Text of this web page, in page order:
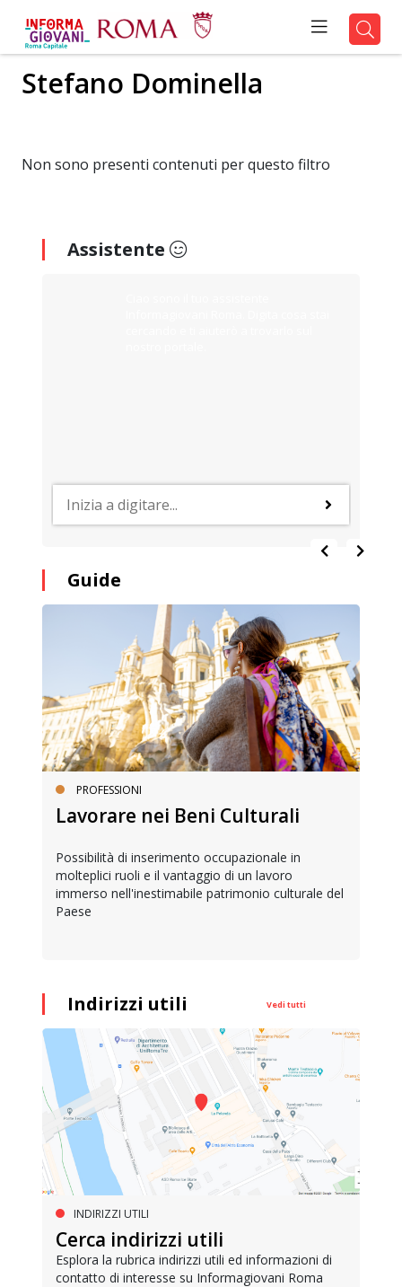
Stefano Dominella
Non sono presenti contenuti per questo filtro
Assistente
Guide
PROFESSIONI
Lavorare nei Beni Culturali
Possibilità di inserimento occupazionale in
molteplici ruoli e il vantaggio di un lavoro
immerso nell'inestimabile patrimonio culturale del
Paese
Indirizzi utili Vedi tutti
INDIRIZZI UTILI
Cerca indirizzi utili
Esplora la rubrica indirizzi utili ed informazioni di
contatto di interesse su Informagiovani Roma